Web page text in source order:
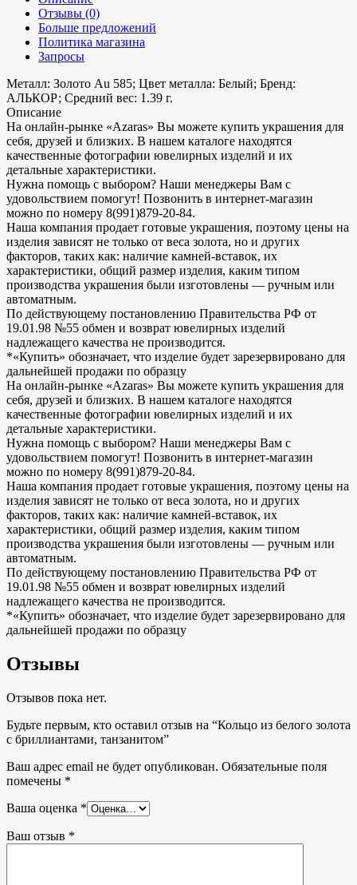
Отзывы (0)
Больше предложений
Политика магазина
Запросы
Металл: Золото Au 585; Цвет металла: Белый; Бренд:
АЛЬКОР; Средний вес: 1.39 г.
Описание
На онлайн-рынке «Azaras» Вы можете купить украшения для
себя, друзей и близких. В нашем каталоге находятся
качественные фотографии ювелирных изделий и их
детальные характеристики.
Нужна помощь с выбором? Наши менеджеры Вам с
удовольствием помогут! Позвонить в интернет-магазин
можно по номеру 8(991)879-20-84.
Наша компания продает готовые украшения, поэтому цены на
изделия зависят не только от веса золота, но и других
факторов, таких как: наличие камней-вставок, их
характеристики, общий размер изделия, каким типом
производства украшения были изготовлены — ручным или
автоматным.
По действующему постановлению Правительства РФ от
19.01.98 №55 обмен и возврат ювелирных изделий
надлежащего качества не производится.
*«Купить» обозначает, что изделие будет зарезервировано для
дальнейшей продажи по образцу
На онлайн-рынке «Azaras» Вы можете купить украшения для
себя, друзей и близких. В нашем каталоге находятся
качественные фотографии ювелирных изделий и их
детальные характеристики.
Нужна помощь с выбором? Наши менеджеры Вам с
удовольствием помогут! Позвонить в интернет-магазин
можно по номеру 8(991)879-20-84.
Наша компания продает готовые украшения, поэтому цены на
изделия зависят не только от веса золота, но и других
факторов, таких как: наличие камней-вставок, их
характеристики, общий размер изделия, каким типом
производства украшения были изготовлены — ручным или
автоматным.
По действующему постановлению Правительства РФ от
19.01.98 №55 обмен и возврат ювелирных изделий
надлежащего качества не производится.
*«Купить» обозначает, что изделие будет зарезервировано для
дальнейшей продажи по образцу
Отзывы
Отзывов пока нет.
Будьте первым, кто оставил отзыв на “Кольцо из белого золота
с бриллиантами, танзанитом”
Ваш адрес email не будет опубликован. Обязательные поля
помечены *
Ваша оценка *
Ваш отзыв *